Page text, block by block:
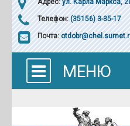
Адрес: ул. Карла Маркса,
Телефон: (35156) 3-35-17
Почта:
МЕНЮ